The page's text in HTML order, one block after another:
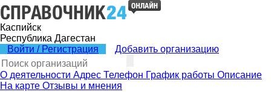
Каспийск
Республика Дагестан
Войти / Регистрация
Добавить организацию
О деятельности Адрес Телефон График работы Описание
На карте Отзывы и мнения